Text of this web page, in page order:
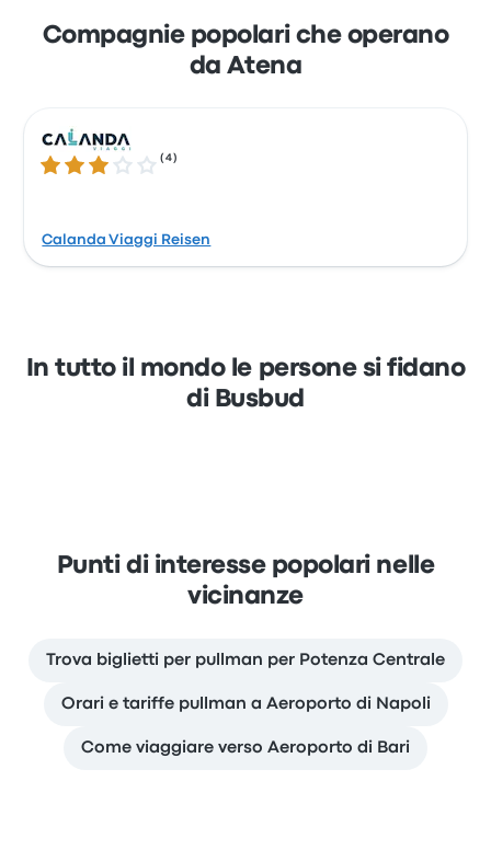
con una carta di credito Mastercard, Visa,
Amex o altre, o tramite servizi di pagamento
come Apple Pay e Google Pay.
Compagnie popolari che operano
da Atena
3.2 su 5 stelle (4 )
Calanda Viaggi Reisen
In tutto il mondo le persone si fidano
di Busbud
Punti di interesse popolari nelle
vicinanze
Trova biglietti per pullman per Potenza Centrale
Orari e tariffe pullman a Aeroporto di Napoli
Come viaggiare verso Aeroporto di Bari